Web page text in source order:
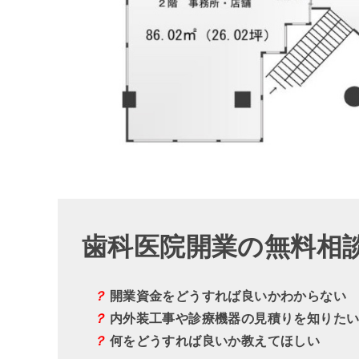
歯科医院開業の無料相
？ 開業資金をどうすれば良いかわからない
？ 内外装工事や診療機器の見積りを知りたい
？ 何をどうすれば良いか教えてほしい